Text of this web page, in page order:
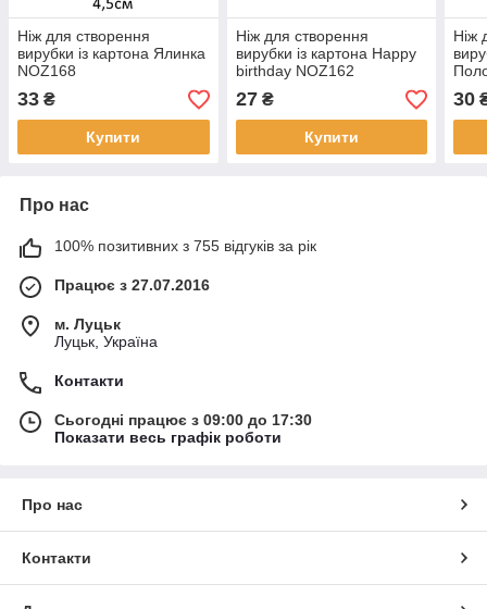
Ніж для створення
вирубки із картона Ялинка
NOZ168
33 ₴
Купити
Ніж для створення
вирубки із картона Happy
birthday NOZ162
27₴
Купити
Ніж
30
Про нас
100% позитивних з 755 відгуків за рік
Працює з 27.07.2016
м. Луцьк
Луцьк, Україна
Контакти
Сьогодні працює з 09:00 до 17:30
Показати весь графік роботи
Про нас
Контакти